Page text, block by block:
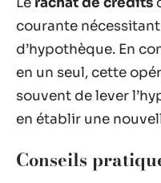
courante
d’hypothèque. En
en un seul, cette
souvent de lever
en établir une
Conseils